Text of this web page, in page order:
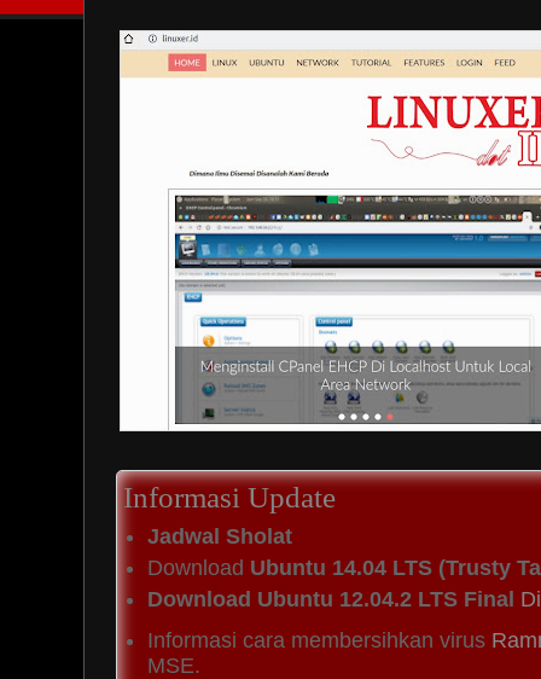
Mengenal Tag Conditional Untuk Blogger
Menjalankan instruksi tertentu pada blogspot merupakan aktifitas
Informasi Update
Jadwal Sholat
Download Ubuntu 14.04 LTS (Trusty
Download Ubuntu 12.04.2 LTS Final
Informasi cara membersihkan virus
MSE.